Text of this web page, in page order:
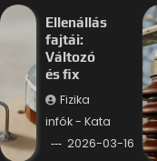
Ellenállás
fajtái:
Változó
és fix
Fizika
infók - Kata
2026-03-16